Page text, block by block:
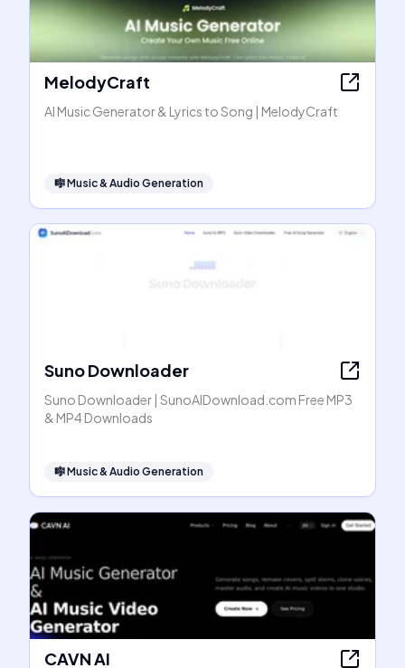
MelodyCraft
AI Music Generator & Lyrics to Song | MelodyCraft
🎼Music & Audio Generation
Suno Downloader
Suno Downloader | SunoAIDownload.com Free MP3
& MP4 Downloads
🎼Music & Audio Generation
CAVN AI